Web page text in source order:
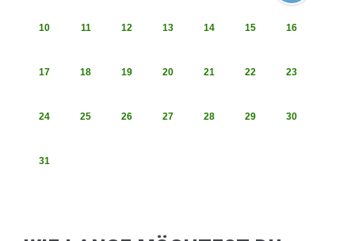
10 11 12 13 14 15 16
17 18 19 20 21 22 23
24 25 26 27 28 29 30
31